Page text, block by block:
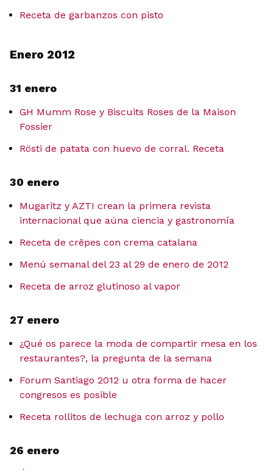
Receta de garbanzos con pisto
Enero 2012
31 enero
GH Mumm Rose y Biscuits Roses de la Maison
Fossier
Rösti de patata con huevo de corral. Receta
30 enero
Mugaritz y AZTI crean la primera revista
internacional que aúna ciencia y gastronomía
Receta de crêpes con crema catalana
Menú semanal del 23 al 29 de enero de 2012
Receta de arroz glutinoso al vapor
27 enero
¿Qué os parece la moda de compartir mesa en los
restaurantes?, la pregunta de la semana
Forum Santiago 2012 u otra forma de hacer
congresos es posible
Receta rollitos de lechuga con arroz y pollo
26 enero